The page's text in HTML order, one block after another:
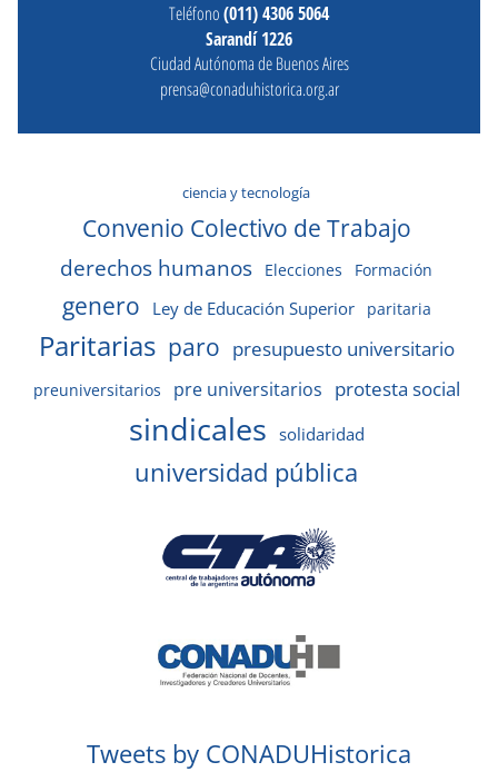
Teléfono(011) 4306 5064
Sarandí 1226
Ciudad Autónoma de Buenos Aires
prensa@conaduhistorica.org.ar
ciencia y tecnología
Convenio Colectivo de Trabajo
derechos humanos Elecciones Formación
genero Ley de Educación Superior paritaria
Paritarias paro presupuesto universitario
preuniversitarios pre universitarios protesta social
sindicales solidaridad
universidad pública
Tweets by CONADUHistorica